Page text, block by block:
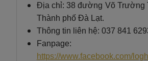
Địa chỉ: 38 đường Võ Trường
Thành phố Đà Lạt.
Thông tin liên hệ: 037 841
Fanpage:
https://www.facebook.com/